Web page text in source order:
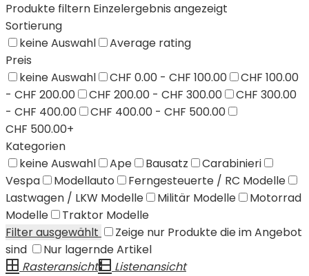
Produkte filtern Einzelergebnis angezeigt
Sortierung
keine Auswahl
Average rating
Preis
keine Auswahl
CHF 0.00 - CHF 100.00
CHF 100.00
- CHF 200.00
CHF 200.00 - CHF 300.00
CHF 300.00
- CHF 400.00
CHF 400.00 - CHF 500.00
CHF 500.00+
Kategorien
keine Auswahl
Ape Bausatz
Carabinieri
Vespa
Modellauto
Ferngesteuerte / RC Modelle
Lastwagen / LKW Modelle
Militär Modelle
Motorrad
Modelle
Traktor Modelle
Filter ausgewählt
Zeige nur Produkte die im Angebot
sind
Nur lagernde Artikel
Rasteransicht
Listenansicht